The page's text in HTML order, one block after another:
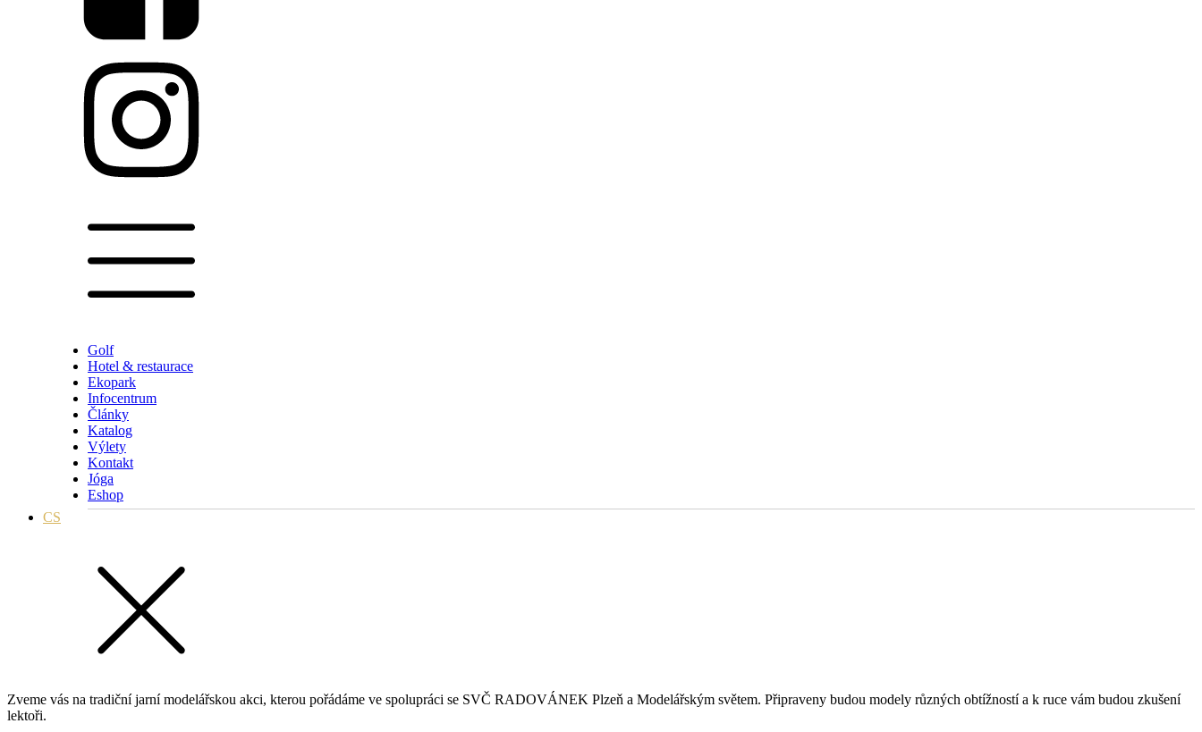
Golf
Hotel & restaurace
Ekopark
Infocentrum
Články
Katalog
Výlety
Kontakt
Jóga
Eshop
CS
Zveme vás na tradiční jarní modelářskou akci, kterou pořádáme ve spolupráci se SVČ RADOVÁNEK Plzeň a Modelářským světem. Připraveny budou modely různých obtížností a k ruce vám budou zkušení
lektoři.